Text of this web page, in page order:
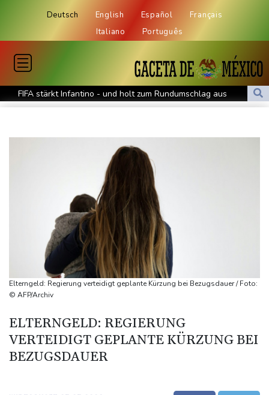
Deutsch English Español
Français
Italiano
Português
FIFA stärkt Infantino - und holt zum Rundumschlag aus
Torlos gegen Kaiserslautern: Stotterstart von Wolfsburg
Doppelpack Freigang: Frankfurt schlägt auch Malmö
Explosion mutmaßlich ukrainischer Drohne in Bulgarien löst
diplomatische Verstimmung aus
Selenskyj warnt vor Folgen russischer Angriffe - Vucic für
Integrität der Ukraine
Sieg auf der längsten Etappe: Vollering übernimmt
Gesamtführung
Drohne explodiert an der Grenze zwischen Rumänien und
Bulgarien nahe Gaspipeline
Absturz von Ultraleichtflugzeug: 72-jähriger Pilot stirbt in Baden-
Württemberg
Elterngeld: Regierung verteidigt geplante Kürzung bei Bezugsdauer / Foto:
© AFP/Archiv
ELTERNGELD: REGIERUNG
VERTEIDIGT GEPLANTE KÜRZUNG BEI
BEZUGSDAUER